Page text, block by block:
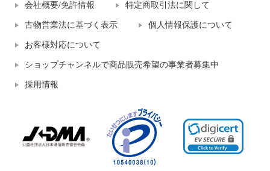
会社概要/免許情報 特定商取引法に関して
古物営業法に基づく表示 個人情報保護について
お客様対応について
ショップチャンネルで商品販売希望の事業者募集中
採用情報